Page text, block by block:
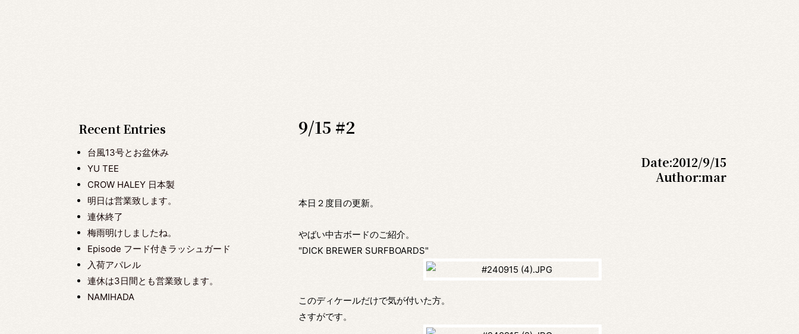
Recent Entries
台風13号とお盆休み
YU TEE
CROW HALEY 日本製
明日は営業致します。
連休終了
梅雨明けしましたね。
Episode フード付きラッシュガード
入荷アパレル
連休は3日間とも営業致します。
NAMIHADA
9/15 #2
Date:2012/9/15
Author:mar
本日２度目の更新。
やばい中古ボードのご紹介。
"DICK BREWER SURFBOARDS"
このディケールだけで気が付いた方。
さすがです。